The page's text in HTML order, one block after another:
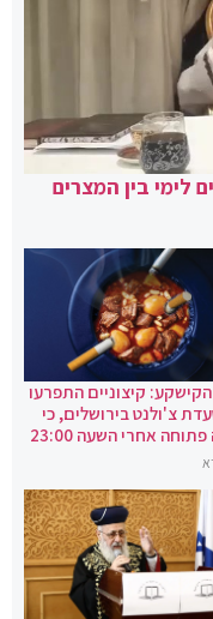
לימי בין המצרים
קיצוניים התפרעו
צ'ולנט בירושלים, כי
אחרי השעה 23:00